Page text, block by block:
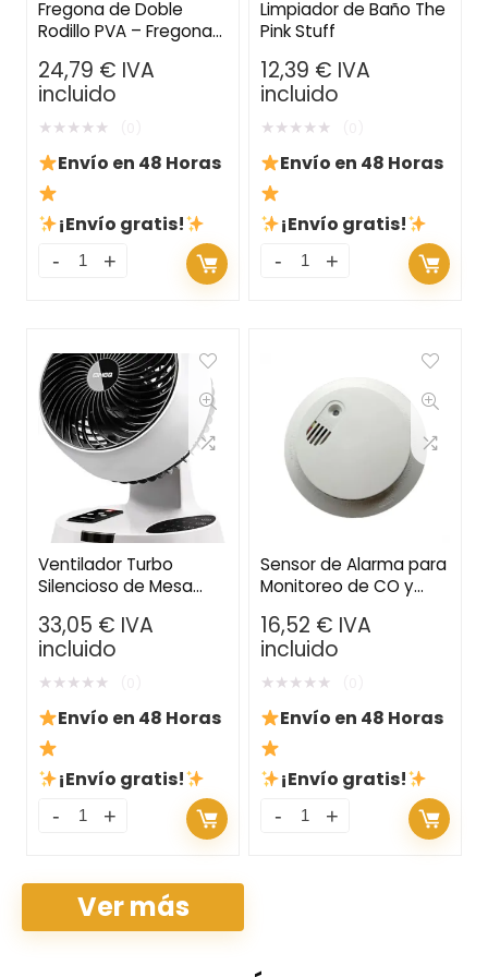
Fregona de Doble
Rodillo PVA – Fregona
Cabeza de Esponja
Súper Absorbente y
Cubos Separados
24,79 € IVA
incluido
★★★★★
Envío en 48 Horas
¡Envío gratis!
Limpiador de Baño The
Pink Stuff
12,39 € IVA
incluido
★★★★★
Envío en 48 Horas
¡Envío gratis!
Ventilador Turbo
Silencioso de Mesa
3D – Temporizador,
Mando a Distancia y
Oscilación
33,05 € IVA
incluido
★★★★★
Envío en 48 Horas
¡Envío gratis!
Sensor de Alarma para
Monitoreo de CO y
Seguridad para el
Hogar con Conexión
Wi-Fi
16,52 € IVA
incluido
★★★★★
Envío en 48 Horas
¡Envío gratis!
Ver más